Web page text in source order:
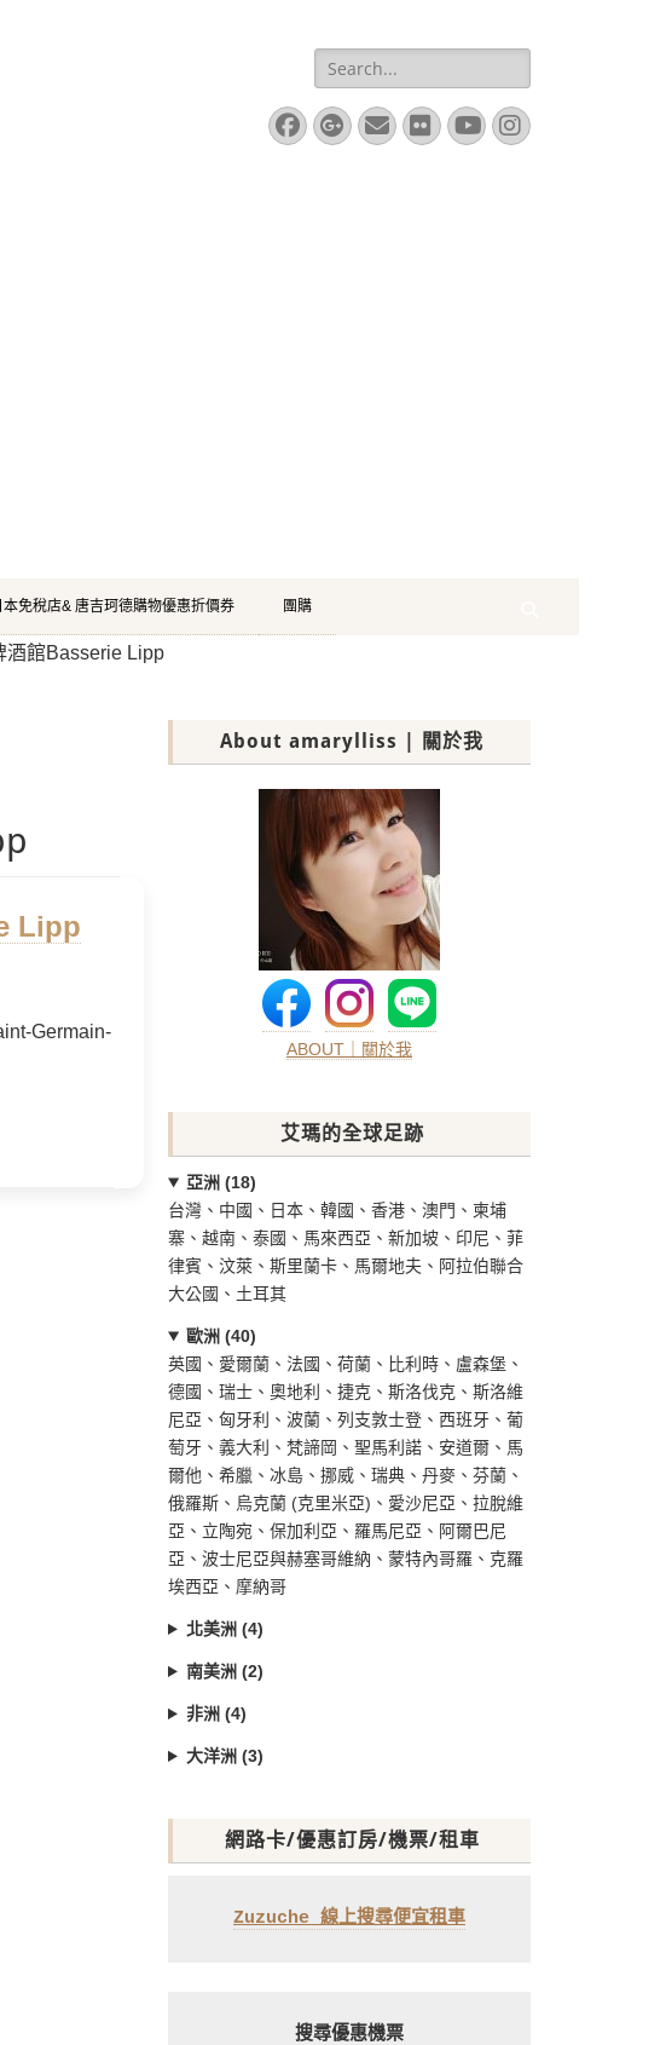
Search
for:
Facebook
Googleplus
EmailFlickrYouTube
Instagram
本免稅店& 唐吉珂德購物優惠折價券 團購
酒館Basserie Lipp
Lipp
Germain-
About amarylliss | 關於我
ABOUT｜關於我
艾瑪的全球足跡
亞洲 (18)
台灣、中國、日本、韓國、香港、澳門、柬埔
寨、越南、泰國、馬來西亞、新加坡、印尼、菲
律賓、汶萊、斯里蘭卡、馬爾地夫、阿拉伯聯合
大公國、土耳其
歐洲 (40)
英國、愛爾蘭、法國、荷蘭、比利時、盧森堡、
德國、瑞士、奧地利、捷克、斯洛伐克、斯洛維
尼亞、匈牙利、波蘭、列支敦士登、西班牙、葡
萄牙、義大利、梵諦岡、聖馬利諾、安道爾、馬
爾他、希臘、冰島、挪威、瑞典、丹麥、芬蘭、
俄羅斯、烏克蘭 (克里米亞)、愛沙尼亞、拉脫維
亞、立陶宛、保加利亞、羅馬尼亞、阿爾巴尼
亞、波士尼亞與赫塞哥維納、蒙特內哥羅、克羅
埃西亞、摩納哥
北美洲 (4)
南美洲 (2)
非洲 (4)
大洋洲 (3)
網路卡/優惠訂房/機票/租車
Zuzuche 線上搜尋便宜租車
搜尋優惠機票